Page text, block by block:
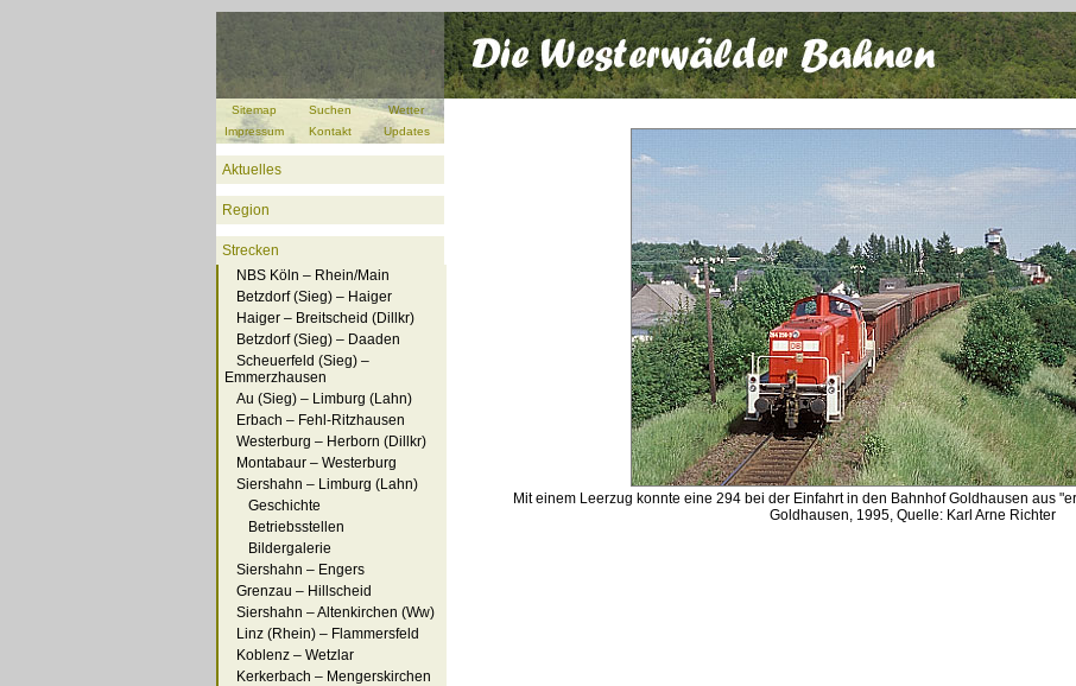
Sitemap Suchen
Wetter
Impressum
Kontakt Updates
Aktuelles
Region
Strecken
NBS Köln – Rhein/Main
Betzdorf (Sieg) – Haiger
Haiger – Breitscheid (Dillkr)
Betzdorf (Sieg) – Daaden
Scheuerfeld (Sieg) –
Emmerzhausen
Au (Sieg) – Limburg (Lahn)
Erbach – Fehl-Ritzhausen
Westerburg – Herborn (Dillkr)
Montabaur – Westerburg
Siershahn – Limburg (Lahn)
Geschichte
Betriebsstellen
Bildergalerie
Siershahn – Engers
Grenzau – Hillscheid
Siershahn – Altenkirchen (Ww)
Linz (Rhein) – Flammersfeld
Koblenz – Wetzlar
Kerkerbach – Mengerskirchen
Mit einem Leerzug konnte eine 294 bei der Einfahrt in den Bahnhof Goldhausen aus
Goldhausen, 1995, Quelle: Karl Arne Richter